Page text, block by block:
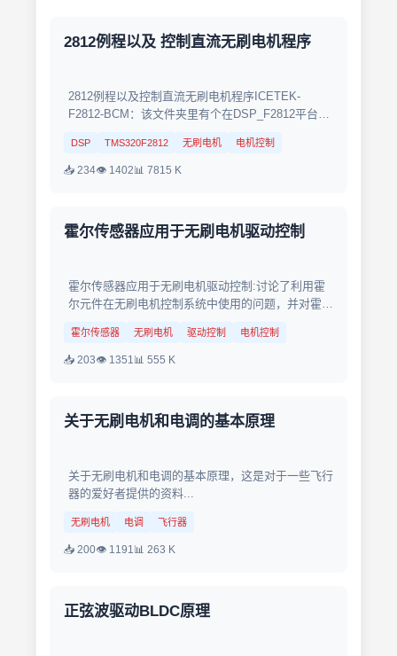
2812例程以及 控制直流无刷电机程序
2812例程以及控制直流无刷电机程序ICETEK-
F2812-BCM：该文件夹里有个在DSP_F2812平台下
程，路径是\ICETEK-F2812-BCM...
DSP TMS320F2812 无刷电机 电机控制
📥 234👁 1402📊 7815 K
霍尔传感器应用于无刷电机驱动控制
霍尔传感器应用于无刷电机驱动控制:讨论了利用霍
尔元件在无刷电机控制系统中使用的问题，并对霍尔
感器组成无刷电机控制电路的方法。...
霍尔传感器 无刷电机 驱动控制 电机控制
📥 203👁 1351📊 555 K
关于无刷电机和电调的基本原理
关于无刷电机和电调的基本原理，这是对于一些飞行
器的爱好者提供的资料...
无刷电机 电调 飞行器
📥 200👁 1191📊 263 K
正弦波驱动BLDC原理